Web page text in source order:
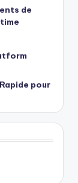
de
pour